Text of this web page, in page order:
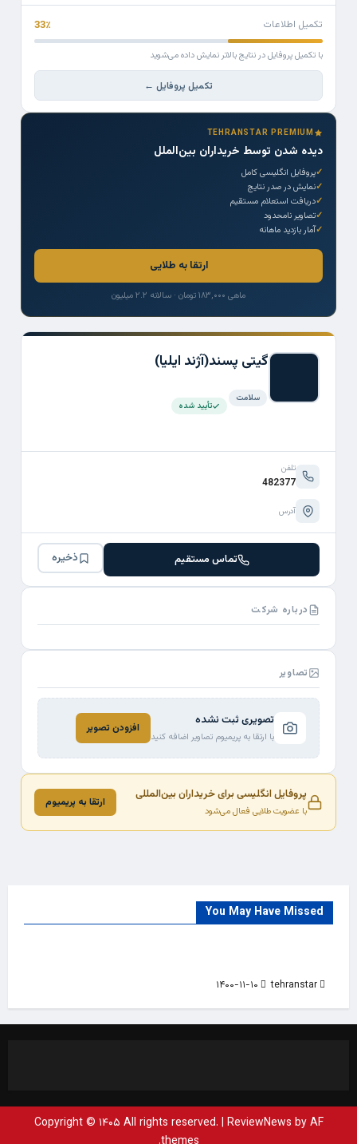
گیتی پسند(آژند ایلیا)
سلامت
تأیید شده
تلفن
482377
آدرس
تماس مستقیم ذخیره
درباره شرکت
تصاویر
تصویری ثبت نشده
با ارتقا به پریمیوم تصاویر اضافه کنید
افزودن تصویر
پروفایل انگلیسی برای خریداران بین‌المللی
با عضویت طلایی فعال می‌شود
ارتقا به پریمیوم
تکمیل اطلاعات 33٪
با تکمیل پروفایل در نتایج بالاتر نمایش داده می‌شوید
تکمیل پروفایل ←
TEHRANSTAR PREMIUM
دیده شدن توسط خریداران بین‌الملل
پروفایل انگلیسی کامل
نمایش در صدر نتایج
دریافت استعلام مستقیم
تصاویر نامحدود
آمار بازدید ماهانه
ارتقا به طلایی
ماهی ۱۸۳,۰۰۰ تومان · سالانه ۲.۲ میلیون
You May Have Missed
Countries
India
Trade Source
tehranstar
Copyright © ۱۴۰۵ All rights reserved. | ReviewNews by AF